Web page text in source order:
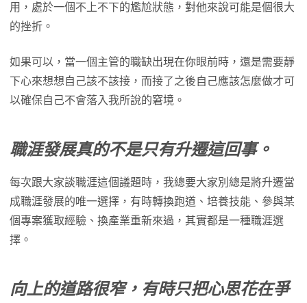
用，處於一個不上不下的尷尬狀態，對他來說可能是個很大
的挫折。
如果可以，當一個主管的職缺出現在你眼前時，還是需要靜
下心來想想自己該不該接，而接了之後自己應該怎麼做才可
以確保自己不會落入我所說的窘境。
職涯發展真的不是只有升遷這回事。
每次跟大家談職涯這個議題時，我總要大家別總是將升遷當
成職涯發展的唯一選擇，有時轉換跑道、培養技能、參與某
個專案獲取經驗、換產業重新來過，其實都是一種職涯選
擇。
向上的道路很窄，有時只把心思花在爭